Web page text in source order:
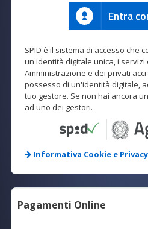
Entra
SPID è il sistema di accesso che
un'identità digitale unica, i servizi
Amministrazione e dei privati
possesso di un'identità digitale,
tuo gestore. Se non hai ancora
ad uno dei gestori.
Informativa Cookie e Privacy
Pagamenti Online